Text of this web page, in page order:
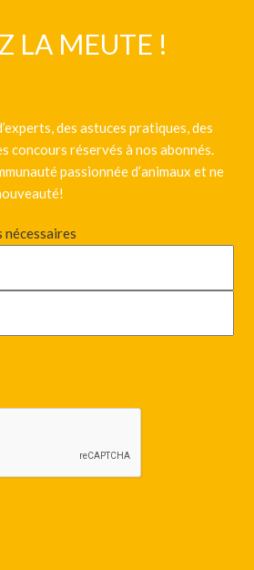
LA MEUTE !
des astuces pratiques, des
concours réservés à nos abonnés.
passionnée d’animaux et ne
nécessaires